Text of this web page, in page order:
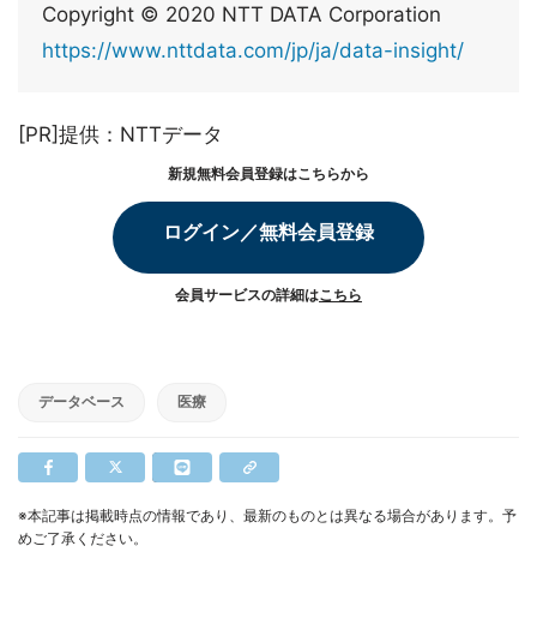
Copyright © 2020 NTT DATA Corporation
https://www.nttdata.com/jp/ja/data-insight/
[PR]提供：NTTデータ
新規無料会員登録はこちらから
ログイン／無料会員登録
会員サービスの詳細はこちら
データベース 医療
※本記事は掲載時点の情報であり、最新のものとは異なる場合があります。予
めご了承ください。